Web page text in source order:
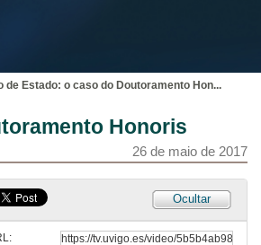
Estado: o caso do Doutoramento Hon...
Honoris
26 de maio de 2017
Ocultar
26 de maio de 2017
Quenda de preguntas. A esencia non verbal do protocolo